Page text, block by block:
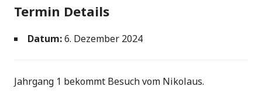
Termin Details
Datum:6. Dezember 2024
Jahrgang 1 bekommt Besuch vom Nikolaus.